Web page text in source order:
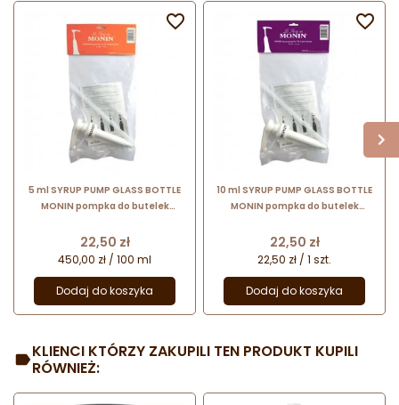
5 ml SYRUP PUMP GLASS BOTTLE
MONIN pompka do butelek
Cena
22,50 zł
450,00 zł / 100 ml
Dodaj do koszyka

10 ml SYRUP PUMP GLASS BOTTLE
MONIN pompka do butelek
Cena
22,50 zł
22,50 zł / 1 szt.
Dodaj do koszyka

KLIENCI KTÓRZY ZAKUPILI TEN PRODUKT KUPILI
RÓWNIEŻ: